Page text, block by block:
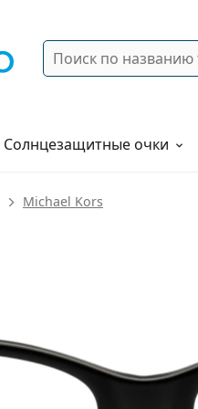
Поиск
Солнцезащитные очки
Michael Kors